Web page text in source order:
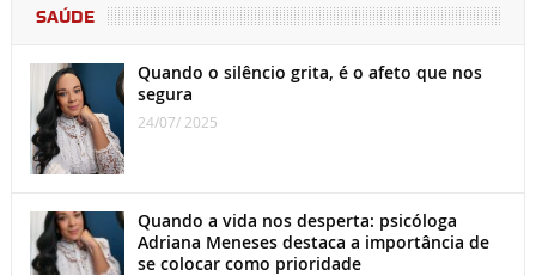
SAÚDE
Quando o silêncio grita, é o afeto que nos
segura
24/07/ 2025
Quando a vida nos desperta: psicóloga
Adriana Meneses destaca a importância de
se colocar como prioridade